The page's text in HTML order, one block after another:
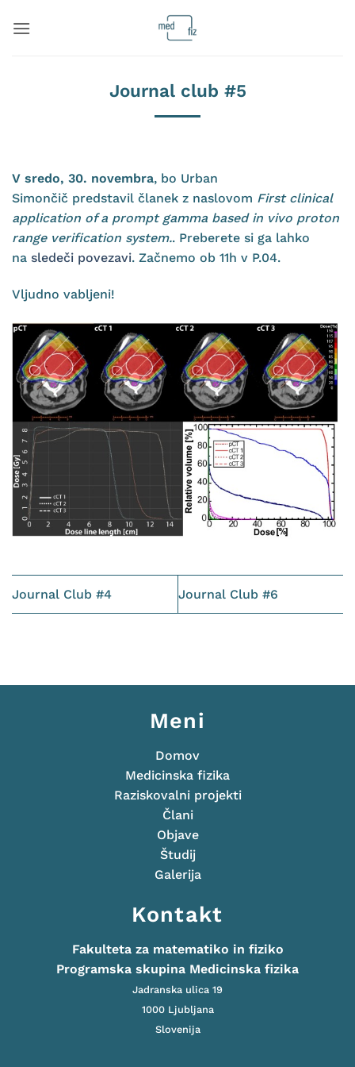
na
Journal club #5
V sredo, 30. novembra, bo Urban
Simončič predstavil članek z naslovom First clinical
application of a prompt gamma based in vivo proton
range verification system.. Preberete si ga lahko
na sledeči povezavi. Začnemo ob 11h v P.04.
Vljudno vabljeni!
Journal Club #4 Journal Club #6
Meni
Domov
Medicinska fizika
Raziskovalni projekti
Člani
Objave
Študij
Galerija
Kontakt
Fakulteta za matematiko in fiziko
Programska skupina Medicinska fizika
Jadranska ulica 19
1000 Ljubljana
Slovenija